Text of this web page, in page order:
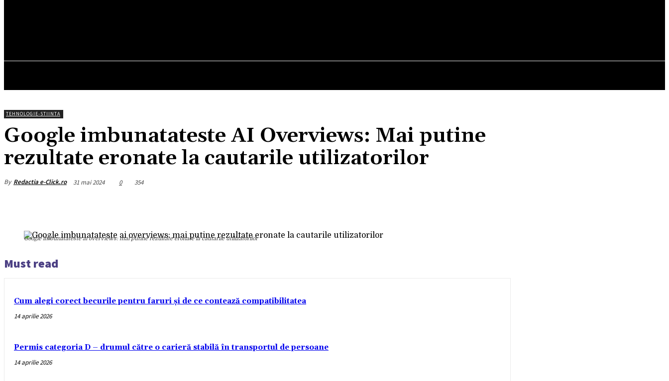
TEHNOLOGIE-STIINTA
Google imbunatateste AI Overviews: Mai putine
rezultate eronate la cautarile utilizatorilor
By Redactia e-Click.ro 31 mai 2024 0 354
Google imbunatateste ai overviews: mai putine rezultate eronate la cautarile utilizatorilor
Must read
Cum alegi corect becurile pentru faruri și de ce contează compatibilitatea
14 aprilie 2026
Permis categoria D – drumul către o carieră stabilă în transportul de persoane
14 aprilie 2026